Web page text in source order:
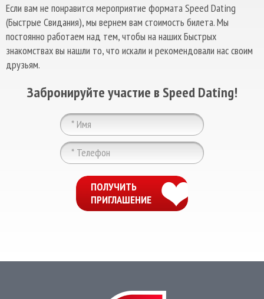
Если вам не понравится мероприятие формата Speed Dating
(Быстрые Свидания), мы вернем вам стоимость билета. Мы
постоянно работаем над тем, чтобы на наших Быстрых
знакомствах вы нашли то, что искали и рекомендовали нас своим
друзьям.
Забронируйте участие в Speed Dating!
ПОЛУЧИТЬ
ПРИГЛАШЕНИЕ
ChatApp
online
Мессенджеры
Telegram